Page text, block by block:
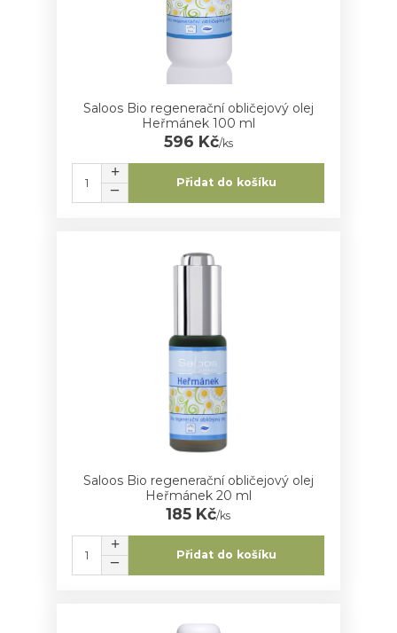
Saloos Bio regenerační obličejový olej
Heřmánek 100 ml
596 Kč/ks
Přidat do košíku
Saloos Bio regenerační obličejový olej
Heřmánek 20 ml
185 Kč/ks
Přidat do košíku